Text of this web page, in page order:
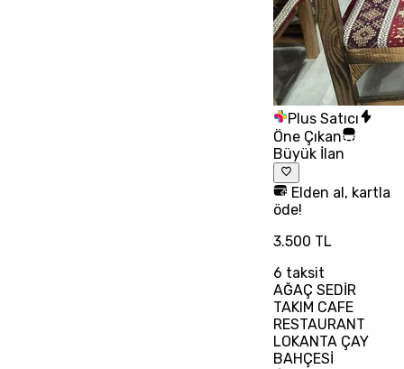
Plus Satıcı
Öne Çıkan
Büyük İlan
Elden al, kartla
öde!
3.500 TL
6 taksit
AĞAÇ SEDİR
TAKIM CAFE
RESTAURANT
LOKANTA ÇAY
BAHÇESİ